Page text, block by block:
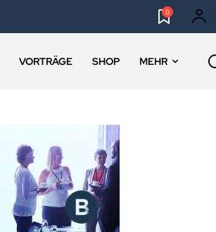
0
VORTRÄGE SHOP MEHR